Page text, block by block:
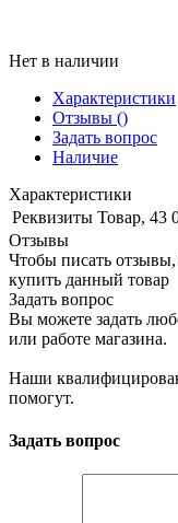
Нет в наличии
Характеристики
Отзывы ()
Задать вопрос
Наличие
Характеристики
Реквизиты Товар, 43
Отзывы
Чтобы писать
купить данный товар
Задать вопрос
Вы можете задать
или работе магазина.
Наши
помогут.
Задать вопрос